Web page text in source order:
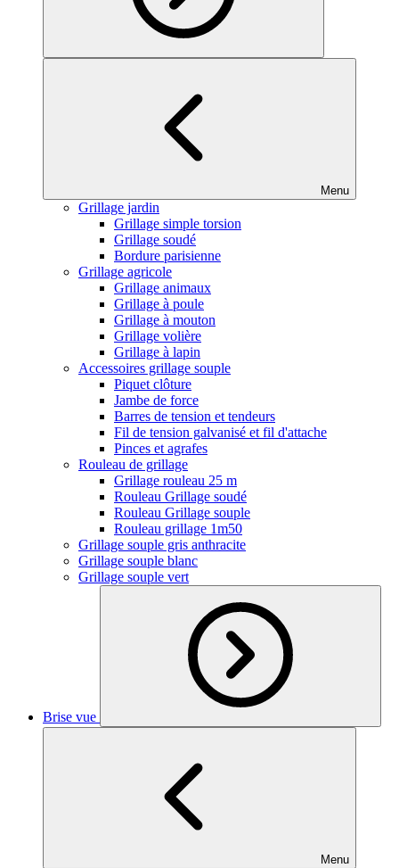
Menu
Grillage jardin
Grillage simple torsion
Grillage soudé
Bordure parisienne
Grillage agricole
Grillage animaux
Grillage à poule
Grillage à mouton
Grillage volière
Grillage à lapin
Accessoires grillage souple
Piquet clôture
Jambe de force
Barres de tension et tendeurs
Fil de tension galvanisé et fil d'attache
Pinces et agrafes
Rouleau de grillage
Grillage rouleau 25 m
Rouleau Grillage soudé
Rouleau Grillage souple
Rouleau grillage 1m50
Grillage souple gris anthracite
Grillage souple blanc
Grillage souple vert
Brise vue
Menu